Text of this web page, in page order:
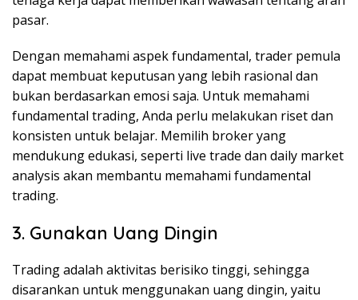
pasar.
Dengan memahami aspek fundamental, trader pemula
dapat membuat keputusan yang lebih rasional dan
bukan berdasarkan emosi saja. Untuk memahami
fundamental trading, Anda perlu melakukan riset dan
konsisten untuk belajar. Memilih broker yang
mendukung edukasi, seperti live trade dan daily market
analysis akan membantu memahami fundamental
trading.
3. Gunakan Uang Dingin
Trading adalah aktivitas berisiko tinggi, sehingga
disarankan untuk menggunakan uang dingin, yaitu